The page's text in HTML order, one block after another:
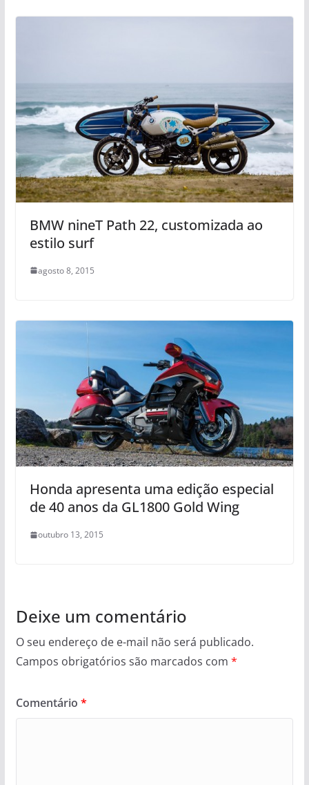
BMW nineT Path 22, customizada ao
estilo surf
agosto 8, 2015
Honda apresenta uma edição especial
de 40 anos da GL1800 Gold Wing
outubro 13, 2015
Deixe um comentário
O seu endereço de e-mail não será publicado.
Campos obrigatórios são marcados com *
Comentário *